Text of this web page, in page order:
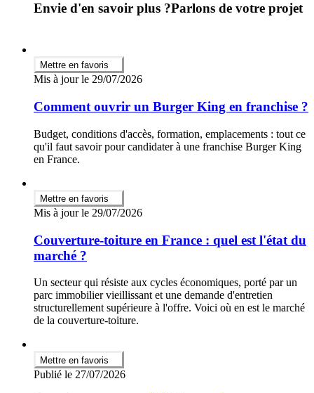
Envie d'en savoir plus ?Parlons de votre projet
Mettre en favoris
Mis à jour le 29/07/2026
Comment ouvrir un Burger King en franchise ?
Budget, conditions d'accès, formation, emplacements : tout ce
qu'il faut savoir pour candidater à une franchise Burger King
en France.
Mettre en favoris
Mis à jour le 29/07/2026
Couverture-toiture en France : quel est l'état du
marché ?
Un secteur qui résiste aux cycles économiques, porté par un
parc immobilier vieillissant et une demande d'entretien
structurellement supérieure à l'offre. Voici où en est le marché
de la couverture-toiture.
Mettre en favoris
Publié le 27/07/2026